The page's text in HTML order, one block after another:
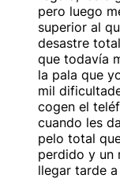
pero luego
superior al
desastre
que todavía
la pala que
mil
cogen el
cuando les
pelo total
perdido y un
llegar tarde